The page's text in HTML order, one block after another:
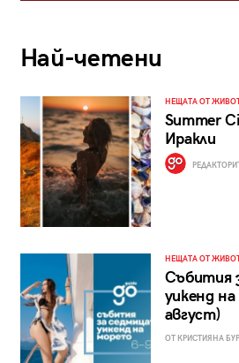
Най-четени
НЕЩАТА ОТ
Summer
Иракли
НЕЩАТА ОТ
Събития
уикенд
август)
ОТ КРИСТИЯНА